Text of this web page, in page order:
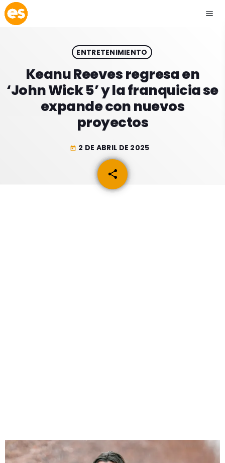
menu
play_arrow EMISIÓN LA PAZ
play_arrow EMISIÓN COCHABAMBA
ESLATINO NEWS
ENTRETENIMIENTO
Keanu Reeves regresa en
‘John Wick 5’ y la franquicia se
expande con nuevos
proyectos
today 2 DE ABRIL DE 2025
share
email